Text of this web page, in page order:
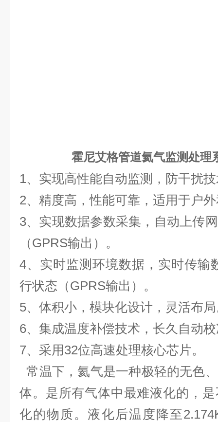
霍尼艾格管道氦气监测处理
1、实现高性能自动监测，防干扰
2、精度高，性能可靠，适用于户
3、实现数据参数采集，自动上传
（GPRS输出）。
4、实时监测环境数据，实时传输
行状态（GPRS输出）。
5、体积小，模块化设计，灵活布
6、集成温度补偿技术，长久自动
7、采用32位高速处理核心芯片。
常温下，氦气是一种极轻的无色
体。是所有气体中最难液化的，
化的物质。液化后温度降至